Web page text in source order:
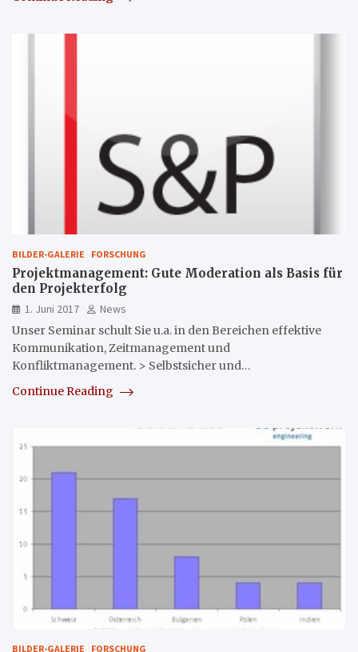
BILDER-GALERIE FORSCHUNG
Projektmanagement: Gute Moderation als Basis für
den Projekterfolg
1. Juni 2017
News
Unser Seminar schult Sie u.a. in den Bereichen effektive
Kommunikation, Zeitmanagement und
Konfliktmanagement. > Selbstsicher und…
Continue Reading
BILDER-GALERIE FORSCHUNG